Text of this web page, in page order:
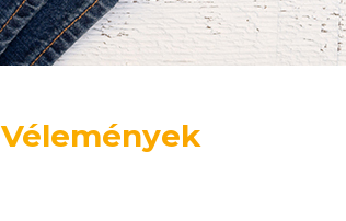
Vélemények